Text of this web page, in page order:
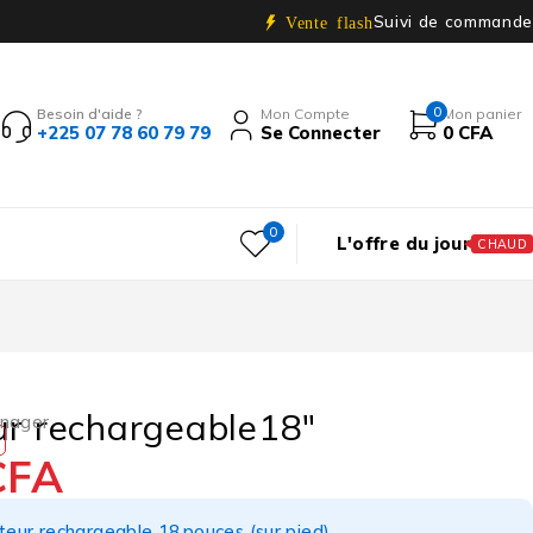
Vente flashSuivi de commande
Besoin d'aide ?
+225 07 78 60 79 79
Mon Compte
Se Connecter
0 Mon panier
0 CFA
0 L'offre du jour CHAUD
rechargeable18″